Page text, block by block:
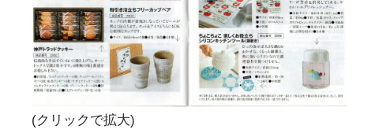
(クリックで拡大)